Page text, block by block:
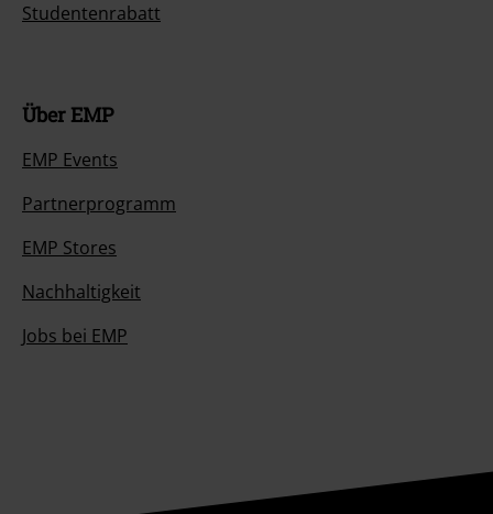
Studentenrabatt
Über EMP
EMP Events
Partnerprogramm
EMP Stores
Nachhaltigkeit
Jobs bei EMP